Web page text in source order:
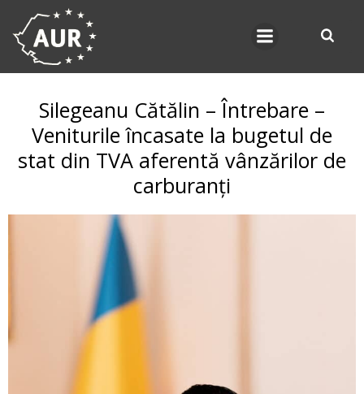
Silegeanu Cătălin – Întrebare –
Veniturile încasate la bugetul de
stat din TVA aferentă vânzărilor de
carburanți